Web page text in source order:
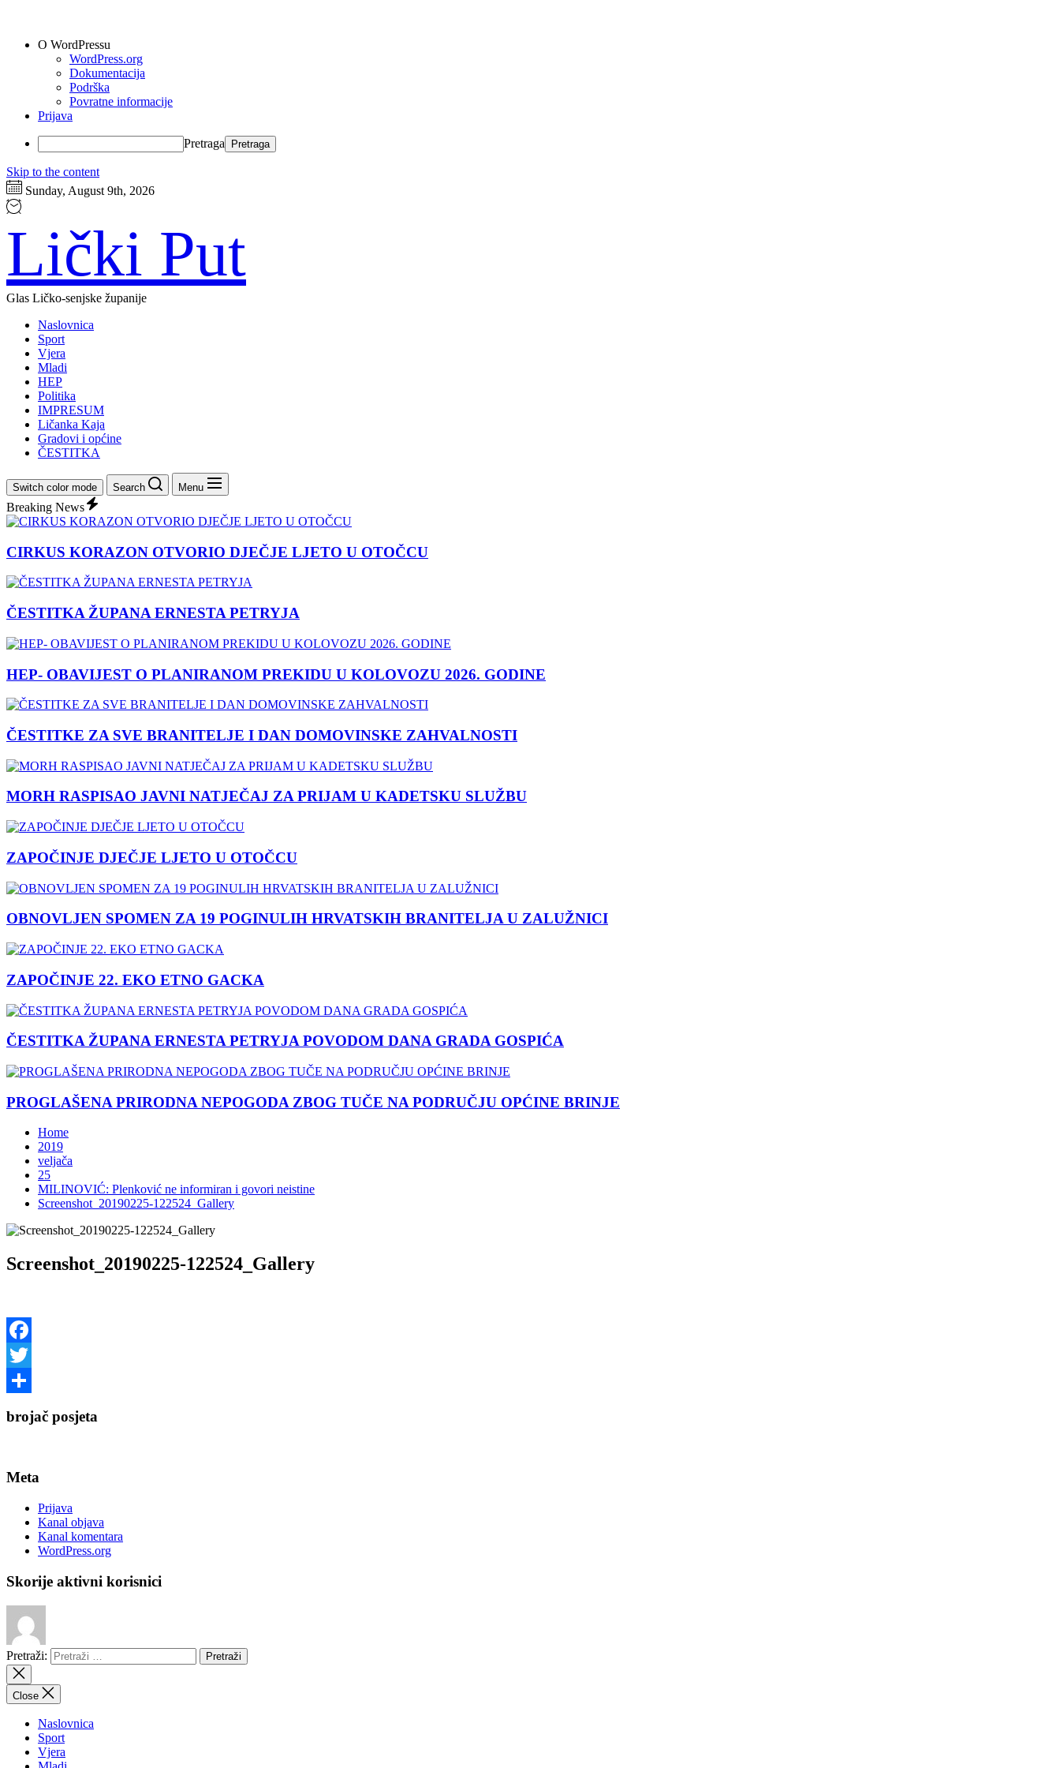
O WordPressu
WordPress.org
Dokumentacija
Podrška
Povratne informacije
Prijava
Pretraga
Skip to the content
Sunday, August 9th, 2026
Lički Put
Glas Ličko-senjske županije
Naslovnica
Sport
Vjera
Mladi
HEP
Politika
IMPRESUM
Ličanka Kaja
Gradovi i općine
ČESTITKA
Switch color mode Search Menu
Breaking News
CIRKUS KORAZON OTVORIO DJEČJE LJETO U OTOČCU
ČESTITKA ŽUPANA ERNESTA PETRYJA
HEP- OBAVIJEST O PLANIRANOM PREKIDU U KOLOVOZU 2026. GODINE
ČESTITKE ZA SVE BRANITELJE I DAN DOMOVINSKE ZAHVALNOSTI
MORH RASPISAO JAVNI NATJEČAJ ZA PRIJAM U KADETSKU SLUŽBU
ZAPOČINJE DJEČJE LJETO U OTOČCU
OBNOVLJEN SPOMEN ZA 19 POGINULIH HRVATSKIH BRANITELJA U ZALUŽNICI
ZAPOČINJE 22. EKO ETNO GACKA
ČESTITKA ŽUPANA ERNESTA PETRYJA POVODOM DANA GRADA GOSPIĆA
PROGLAŠENA PRIRODNA NEPOGODA ZBOG TUČE NA PODRUČJU OPĆINE BRINJE
Home
2019
veljača
25
MILINOVIĆ: Plenković ne informiran i govori neistine
Screenshot_20190225-122524_Gallery
Screenshot_20190225-122524_Gallery
Facebook
Twitter
brojač posjeta
Meta
Prijava
Kanal objava
Kanal komentara
WordPress.org
Skorije aktivni korisnici
Pretraži:
Close
Naslovnica
Sport
Vjera